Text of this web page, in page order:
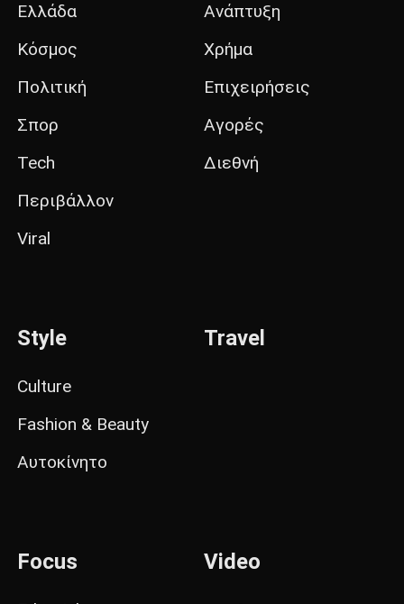
Ελλάδα
Κόσμος
Πολιτική
Σπορ
Tech
Περιβάλλον
Viral
Ανάπτυξη
Χρήμα
Επιχειρήσεις
Αγορές
Διεθνή
Style
Culture
Fashion & Beauty
Αυτοκίνητο
Travel
Focus Video